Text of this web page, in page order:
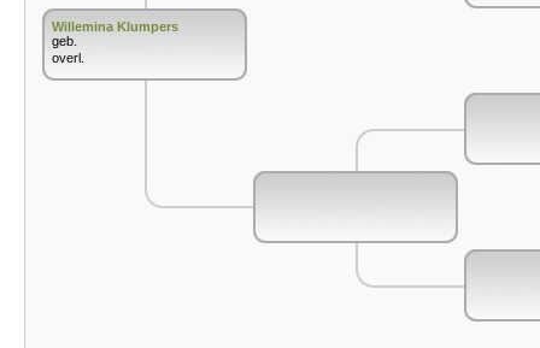
Willemina Klumpers
geb.
overl.